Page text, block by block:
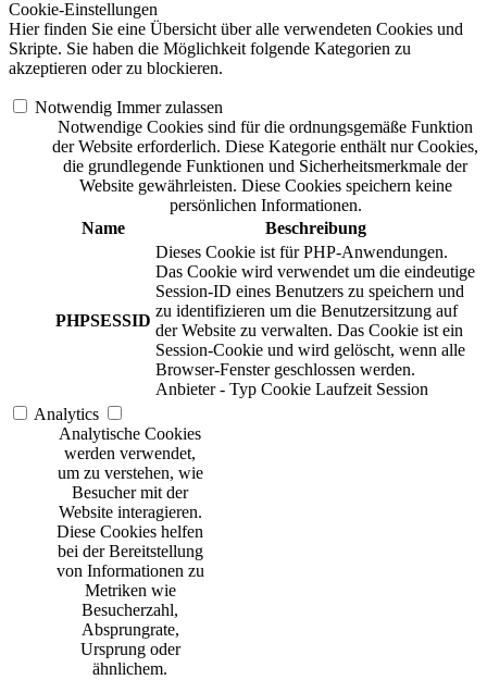
Cookie-Einstellungen
Hier finden Sie eine Übersicht über alle verwendeten Cookies und
Skripte. Sie haben die Möglichkeit folgende Kategorien zu
akzeptieren oder zu blockieren.
Notwendig Immer zulassen
Notwendige Cookies sind für die ordnungsgemäße Funktion
der Website erforderlich. Diese Kategorie enthält nur Cookies,
die grundlegende Funktionen und Sicherheitsmerkmale der
Website gewährleisten. Diese Cookies speichern keine
persönlichen Informationen.
Name
Beschreibung
PHPSESSID
Dieses Cookie ist für PHP-Anwendungen.
Das Cookie wird verwendet um die eindeutige
Session-ID eines Benutzers zu speichern und
zu identifizieren um die Benutzersitzung auf
der Website zu verwalten. Das Cookie ist ein
Session-Cookie und wird gelöscht, wenn alle
Browser-Fenster geschlossen werden.
Anbieter - Typ Cookie Laufzeit Session
Analytics
Analytische Cookies
werden verwendet,
um zu verstehen, wie
Besucher mit der
Website interagieren.
Diese Cookies helfen
bei der Bereitstellung
von Informationen zu
Metriken wie
Besucherzahl,
Absprungrate,
Ursprung oder
ähnlichem.